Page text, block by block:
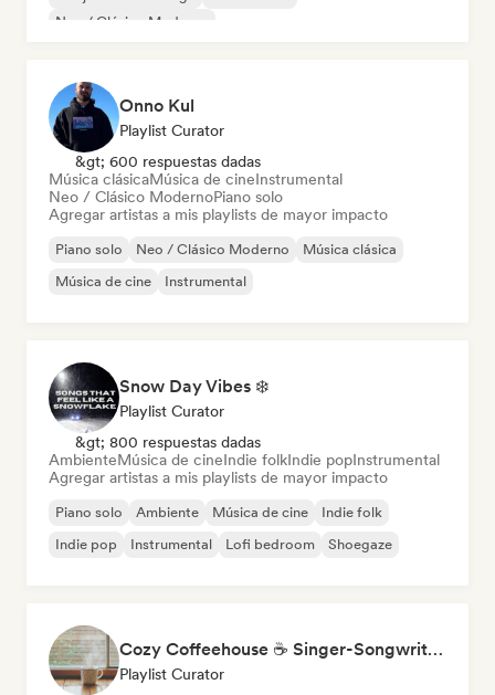
Neo / Clásico Moderno
Onno Kul
Playlist Curator
&gt; 600 respuestas dadas
Música clásicaMúsica de cineInstrumental
Neo / Clásico ModernoPiano solo
Agregar artistas a mis playlists de mayor impacto
Piano solo Neo / Clásico Moderno
Música clásica
Música de cine
Instrumental
Snow Day Vibes ❄️
Playlist Curator
&gt; 800 respuestas dadas
AmbienteMúsica de cineIndie folkIndie popInstrumental
Agregar artistas a mis playlists de mayor impacto
Piano solo Ambiente Música de cine
Indie folk
Indie pop
Instrumental Lofi bedroom Shoegaze
Cozy Coffeehouse ☕ Singer-Songwriter, Indie Folk & Acoustic
Playlist Curator